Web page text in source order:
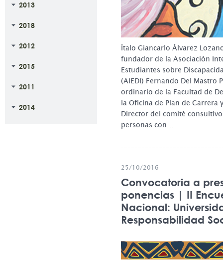
2013
2018
2012
2015
2011
2014
Ítalo Giancarlo Álvarez
fundador de la Asociación
Estudiantes sobre
(AIEDI) Fernando Del Mastro
ordinario de la Facultad de
la Oficina de Plan de Carrera
Director del comité consultivo
personas con…
25/10/2016
Convocatoria a
ponencias | II
Nacional:
Responsabilidad